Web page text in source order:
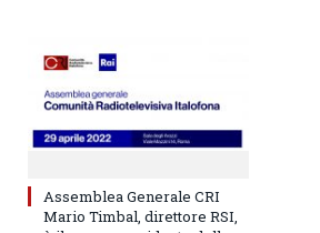
Assemblea Generale CRI
Mario Timbal, direttore RSI,